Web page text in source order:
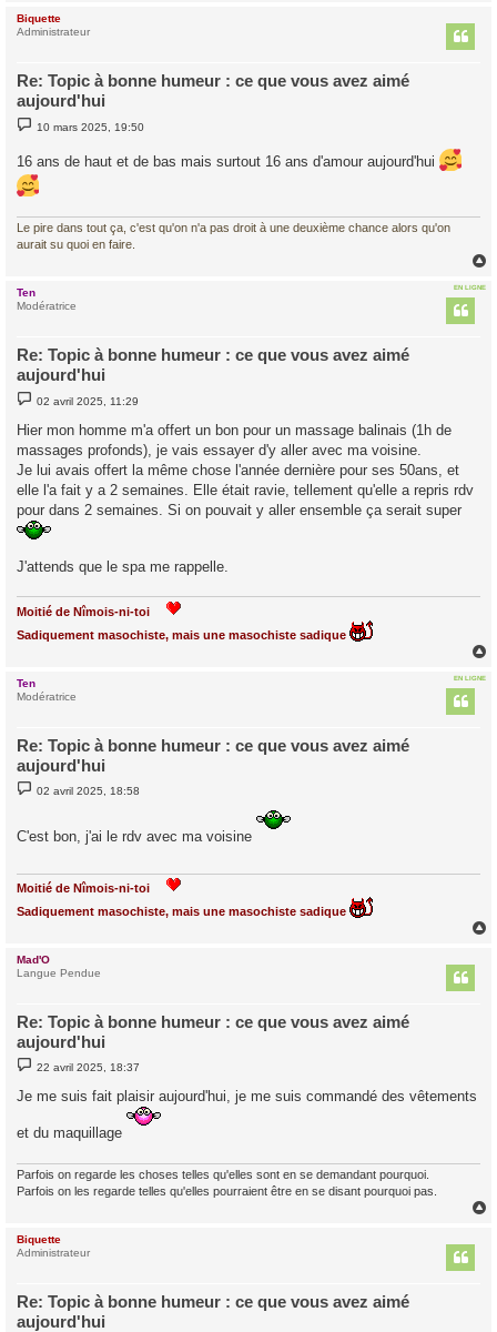
Biquette
Administrateur
Re: Topic à bonne humeur : ce que vous avez aimé
aujourd'hui
M
e
s
a
g
10 mars 2025, 19:50
16 ans de haut et de bas mais surtout 16 ans d'amour aujourd'hui
Le pire dans tout ça, c'est qu'on n'a pas droit à une deuxième chance alors qu'on
aurait su quoi en faire.
EN LIGNE
Ten
Modératrice
Re: Topic à bonne humeur : ce que vous avez aimé
aujourd'hui
M
e
s
a
g
e
02 avril 2025, 11:29
Hier mon homme m'a offert un bon pour un massage balinais (1h de
massages profonds), je vais essayer d'y aller avec ma voisine.
Je lui avais offert la même chose l'année dernière pour ses 50ans, et
elle l'a fait y a 2 semaines. Elle était ravie, tellement qu'elle a repris rdv
pour dans 2 semaines. Si on pouvait y aller ensemble ça serait super
J'attends que le spa me rappelle.
Moitié de Nîmois-ni-toi
Sadiquement masochiste, mais une masochiste sadique
EN LIGNE
Ten
Modératrice
Re: Topic à bonne humeur : ce que vous avez aimé
aujourd'hui
M
e
a
02 avril 2025, 18:58
C'est bon, j'ai le rdv avec ma voisine
Moitié de Nîmois-ni-toi
Sadiquement masochiste, mais une masochiste sadique
Mad'O
Langue Pendue
Re: Topic à bonne humeur : ce que vous avez aimé
aujourd'hui
M
e
s
g
e
22 avril 2025, 18:37
Je me suis fait plaisir aujourd'hui, je me suis commandé des vêtements
et du maquillage
Parfois on regarde les choses telles qu'elles sont en se demandant pourquoi.
Parfois on les regarde telles qu'elles pourraient être en se disant pourquoi pas.
Biquette
Administrateur
Re: Topic à bonne humeur : ce que vous avez aimé
aujourd'hui